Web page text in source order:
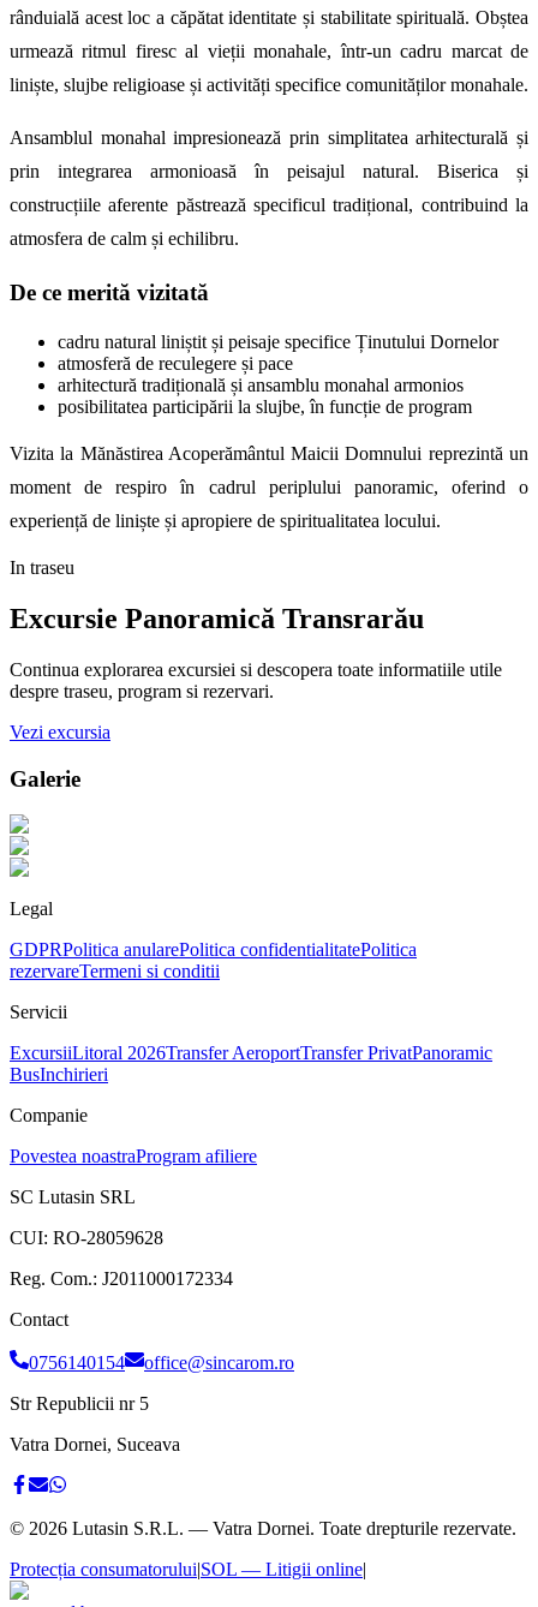
rânduială acest loc a căpătat identitate și stabilitate spirituală. Obștea
urmează ritmul firesc al vieții monahale, într-un cadru marcat de
liniște, slujbe religioase și activități specifice comunităților monahale.
Ansamblul monahal impresionează prin simplitatea arhitecturală și
prin integrarea armonioasă în peisajul natural. Biserica și
construcțiile aferente păstrează specificul tradițional, contribuind la
atmosfera de calm și echilibru.
De ce merită vizitată
cadru natural liniștit și peisaje specifice Ținutului Dornelor
atmosferă de reculegere și pace
arhitectură tradițională și ansamblu monahal armonios
posibilitatea participării la slujbe, în funcție de program
Vizita la Mănăstirea Acoperământul Maicii Domnului reprezintă un
moment de respiro în cadrul periplului panoramic, oferind o
experiență de liniște și apropiere de spiritualitatea locului.
In traseu
Excursie Panoramică Transrarău
Continua explorarea excursiei si descopera toate informatiile utile
despre traseu, program si rezervari.
Vezi excursia
Galerie
Legal
GDPRPolitica anularePolitica confidentialitatePolitica
rezervareTermeni si conditii
Servicii
ExcursiiLitoral 2026Transfer AeroportTransfer PrivatPanoramic
BusInchirieri
Companie
Povestea noastraProgram afiliere
SC Lutasin SRL
CUI: RO-28059628
Reg. Com.: J2011000172334
Contact
0756140154
office@sincarom.ro
Str Republicii nr 5
Vatra Dornei, Suceava
© 2026 Lutasin S.R.L. — Vatra Dornei. Toate drepturile rezervate.
Protecția consumatorului|SOL — Litigii online|